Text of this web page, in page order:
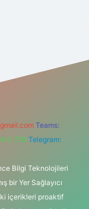
Teams:
0 726 Telegram:
Bilgi Teknolojileri
bir Yer Sağlayıcı
içerikleri proaktif